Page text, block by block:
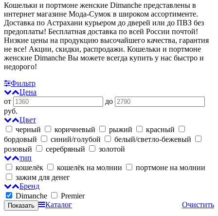
Кошельки и портмоне женские Dimanche представлены в
интернет магазине Мода-Сумок в широком ассортименте.
Доставка по Астрахани курьером до дверей или до ПВЗ без
предоплаты! Бесплатная доставка по всей России почтой!
Низкие цены на продукцию высочайшего качества, гарантия
не все! Акции, скидки, распродажи. Кошельки и портмоне
женские Dimanche Вы можете всегда купить у нас быстро и
недорого!
Фильтр
Цена
от
до
руб.
Цвет
черный
коричневый рыжий
красный
бордовый
синий/голубой
белый/светло-бежевый
розовый
серебряный
золотой
тип
кошелёк
кошелёк на молнии
портмоне на молнии
зажим для денег
Бренд
Dimanche
Premier
Очистить
Каталог